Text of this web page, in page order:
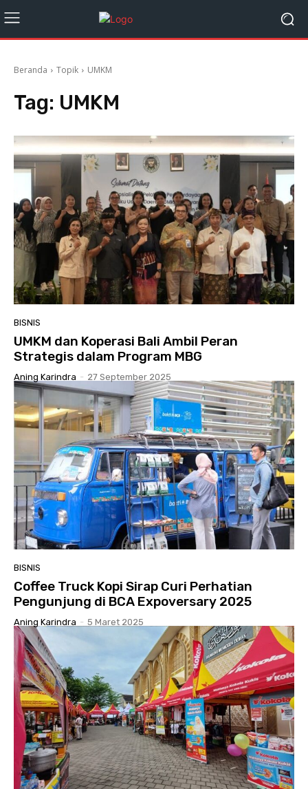
Beranda Topik UMKM
Tag: UMKM
BISNIS
UMKM dan Koperasi Bali Ambil Peran
Strategis dalam Program MBG
Aning Karindra - 27 September 2025
BISNIS
Coffee Truck Kopi Sirap Curi Perhatian
Pengunjung di BCA Expoversary 2025
Aning Karindra - 5 Maret 2025